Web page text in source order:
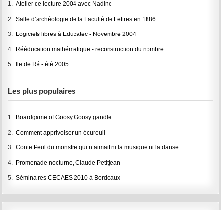
1.Atelier de lecture 2004 avec Nadine
2.Salle d’archéologie de la Faculté de Lettres en 1886
3. Logiciels libres à Educatec - Novembre 2004
4. Rééducation mathématique - reconstruction du nombre
5. Ile de Ré - été 2005
Les plus populaires
1. Boardgame of Goosy Goosy gandle
2.Comment apprivoiser un écureuil
3.Conte Peul du monstre qui n’aimait ni la musique ni la danse
4. Promenade nocturne, Claude Petitjean
5.Séminaires CECAES 2010 à Bordeaux